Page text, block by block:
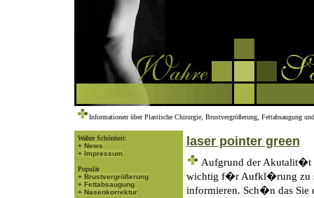
Informationen über Plastische Chirurgie, Brustvergrößerung, Fettabsaugung
Wahre Schönheit:
+ News
+ Impressum
Populär
+ Brustvergrößerung
+ Fettabsaugung
+ Nasenkorrektur
laser pointer green
Aufgrund der Akutalit�t
wichtig f�r Aufkl�rung zu
informieren. Sch�n das Sie